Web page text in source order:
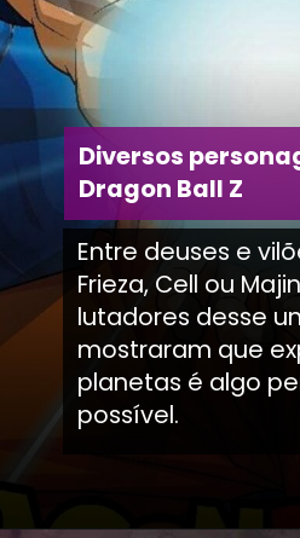
Entre deuses e
Frieza, Cell ou
lutadores desse
mostraram que
planetas é algo
possível.
Diversos
Dragon Ball Z